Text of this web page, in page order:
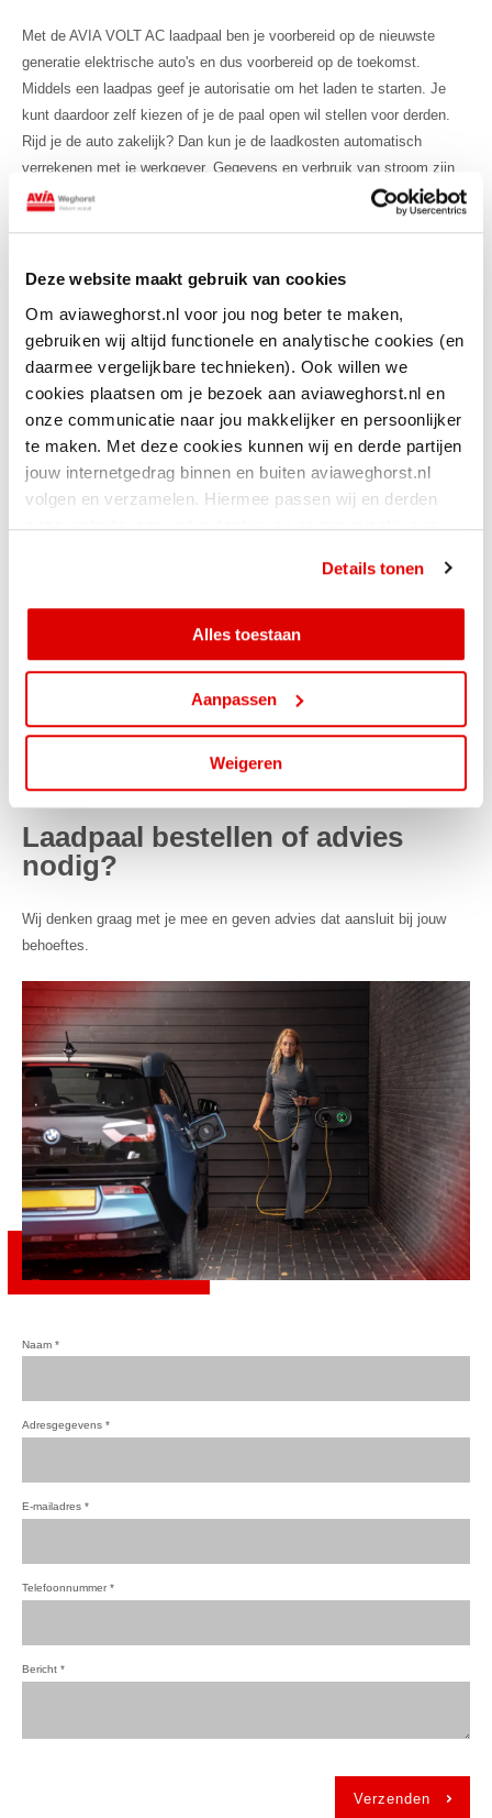
Deze website maakt gebruik van cookies
Om aviaweghorst.nl voor jou nog beter te maken,
gebruiken wij altijd functionele en analytische cookies (en
daarmee vergelijkbare technieken). Ook willen we
cookies plaatsen om je bezoek aan aviaweghorst.nl en
onze communicatie naar jou makkelijker en persoonlijker
te maken. Met deze cookies kunnen wij en derde partijen
jouw internetgedrag binnen en buiten aviaweghorst.nl
volgen en verzamelen. Hiermee passen wij en derden
onze website, app, advertenties en communicatie aan
ga je hiermee akkoord. Je kunt je cookievoorkeuren altijd
weer aanpassen.
Details tonen
Alles toestaan
Aanpassen
Weigeren
Met de AVIA VOLT AC laadpaal ben je voorbereid op de nieuwste
generatie elektrische auto's en dus voorbereid op de toekomst.
Middels een laadpas geef je autorisatie om het laden te starten. Je
kunt daardoor zelf kiezen of je de paal open wil stellen voor derden.
Rijd je de auto zakelijk? Dan kun je de laadkosten automatisch
verrekenen met je werkgever. Gegevens en verbruik van stroom zijn
eenvoudig in te zien.
"Duurzaamde toekomst
met AVIA"
Laadpaal bestellen of advies
nodig?
Wij denken graag met je mee en geven advies dat aansluit bij jouw
behoeftes.
Naam *
Adresgegevens *
E-mailadres *
Telefoonnummer*
Bericht *